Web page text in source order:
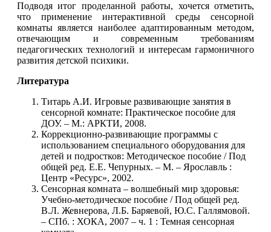
Подводя итог проделанной работы, хочется отметить,
что применение интерактивной среды сенсорной
комнаты является наиболее адаптированным методом,
отвечающим и современным требованиям
педагогических технологий и интересам гармоничного
развития детской психики.
Литература
Титарь А.И. Игровые развивающие занятия в
сенсорной комнате: Практическое пособие для
ДОУ. – М.: АРКТИ, 2008.
Коррекционно-развивающие программы с
использованием специального оборудования для
детей и подростков: Методическое пособие / Под
общей ред. Е.Е. Чепурных. – М. – Ярославль :
Центр «Ресурс», 2002.
Сенсорная комната – волшебный мир здоровья:
Учебно-методическое пособие / Под общей ред.
В.Л. Жевнерова, Л.Б. Баряевой, Ю.С. Галлямовой.
– СПб. : ХОКА, 2007 – ч. 1 : Темная сенсорная